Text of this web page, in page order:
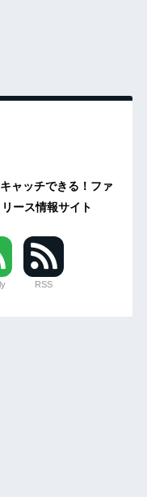
ャッチできる！ファ
ース情報サイト
RSS